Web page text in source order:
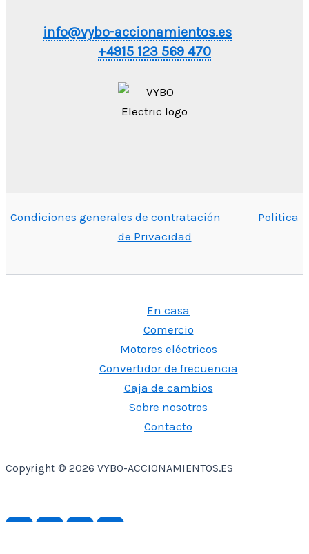
info@vybo-accionamientos.es
+4915 123 569 470
Condiciones generales de contratación
Politica
de Privacidad
En casa
Comercio
Motores eléctricos
Convertidor de frecuencia
Caja de cambios
Sobre nosotros
Contacto
Copyright © 2026 VYBO-ACCIONAMIENTOS.ES